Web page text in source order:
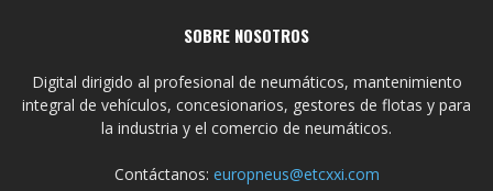
SOBRE NOSOTROS
Digital dirigido al profesional de neumáticos, mantenimiento
integral de vehículos, concesionarios, gestores de flotas y para
la industria y el comercio de neumáticos.
Contáctanos: europneus@etcxxi.com